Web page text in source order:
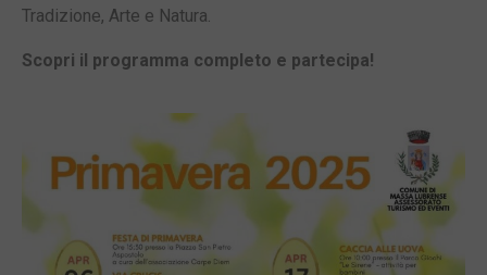
Tradizione, Arte e Natura.
Scopri il programma completo e partecipa!